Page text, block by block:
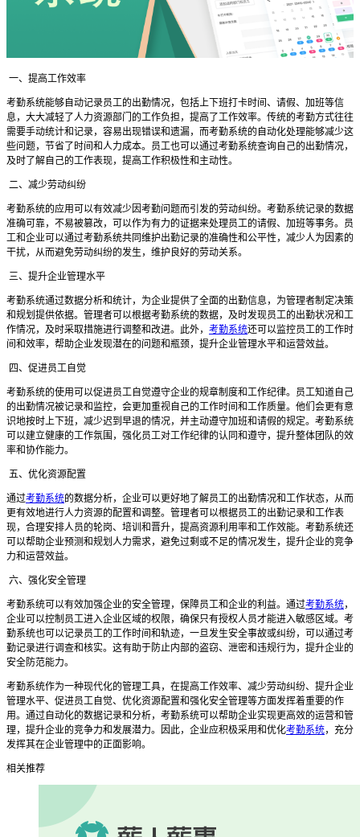
一、提高工作效率
考勤系统能够自动记录员工的出勤情况，包括上下班打卡时间、请假、加班等信
息，大大减轻了人力资源部门的工作负担，提高了工作效率。传统的考勤方式往往
需要手动统计和记录，容易出现错误和遗漏，而考勤系统的自动化处理能够减少这
些问题，节省了时间和人力成本。员工也可以通过考勤系统查询自己的出勤情况，
及时了解自己的工作表现，提高工作积极性和主动性。
二、减少劳动纠纷
考勤系统的应用可以有效减少因考勤问题而引发的劳动纠纷。考勤系统记录的数据
准确可靠，不易被篡改，可以作为有力的证据来处理员工的请假、加班等事务。员
工和企业可以通过考勤系统共同维护出勤记录的准确性和公平性，减少人为因素的
干扰，从而避免劳动纠纷的发生，维护良好的劳动关系。
三、提升企业管理水平
考勤系统通过数据分析和统计，为企业提供了全面的出勤信息，为管理者制定决策
和规划提供依据。管理者可以根据考勤系统的数据，及时发现员工的出勤状况和工
作情况，及时采取措施进行调整和改进。此外， 考勤系统还可以监控员工的工作时
间和效率，帮助企业发现潜在的问题和瓶颈，提升企业管理水平和运营效益。
四、促进员工自觉
考勤系统的使用可以促进员工自觉遵守企业的规章制度和工作纪律。员工知道自己
的出勤情况被记录和监控，会更加重视自己的工作时间和工作质量。他们会更有意
识地按时上下班，减少迟到早退的情况，并主动遵守加班和请假的规定。考勤系统
可以建立健康的工作氛围，强化员工对工作纪律的认同和遵守，提升整体团队的效
率和协作能力。
五、优化资源配置
通过考勤系统的数据分析，企业可以更好地了解员工的出勤情况和工作状态，从而
更有效地进行人力资源的配置和调整。管理者可以根据员工的出勤记录和工作表
现，合理安排人员的轮岗、培训和晋升，提高资源利用率和工作效能。考勤系统还
可以帮助企业预测和规划人力需求，避免过剩或不足的情况发生，提升企业的竞争
力和运营效益。
六、强化安全管理
考勤系统可以有效加强企业的安全管理，保障员工和企业的利益。通过考勤系统，
企业可以控制员工进入企业区域的权限，确保只有授权人员才能进入敏感区域。考
勤系统也可以记录员工的工作时间和轨迹，一旦发生安全事故或纠纷，可以通过考
勤记录进行调查和核实。这有助于防止内部的盗窃、泄密和违规行为，提升企业的
安全防范能力。
考勤系统作为一种现代化的管理工具，在提高工作效率、减少劳动纠纷、提升企业
管理水平、促进员工自觉、优化资源配置和强化安全管理等方面发挥着重要的作
用。通过自动化的数据记录和分析，考勤系统可以帮助企业实现更高效的运营和管
理，提升企业的竞争力和发展潜力。因此，企业应积极采用和优化考勤系统，充分
发挥其在企业管理中的正面影响。
相关推荐